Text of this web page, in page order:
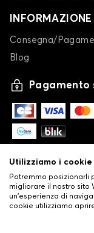
INFORMAZIONE
Consegna/
Blog
Pagamento
Utilizziamo i cookie
Potremmo posizionarli
migliorare il nostro sito
un'esperienza di
cookie utilizziamo